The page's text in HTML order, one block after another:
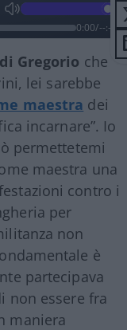
0:00/--:--
Gregorio che
lei sarebbe
maestra dei
incarnare”. Io
permettetemi
maestra una
contro i
per
non
è
partecipava
non essere fra
maniera